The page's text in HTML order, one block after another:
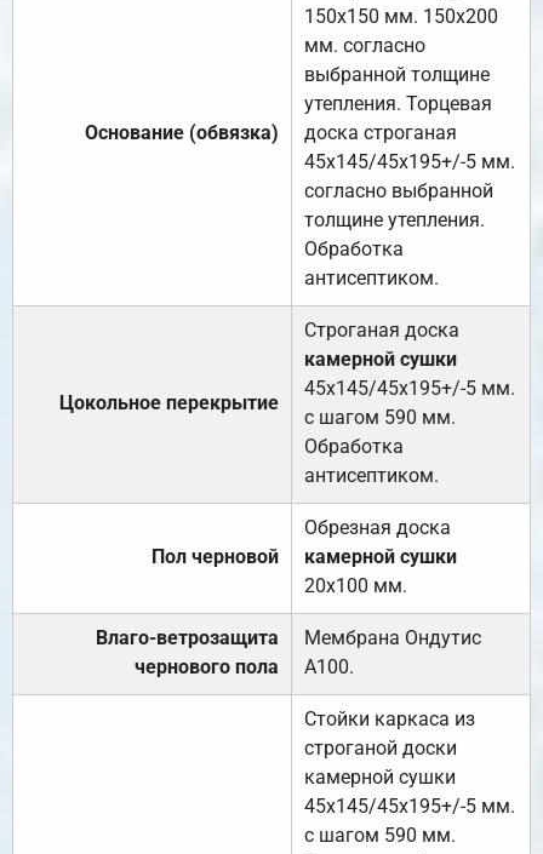
Основание (обвязка)
150х150 мм. 150х200
мм. согласно
выбранной толщине
утепления. Торцевая
доска строганая
45х145/45х195+/-5 мм.
согласно выбранной
толщине утепления.
Обработка
антисептиком.
Цокольное перекрытие
Строганая доска
камерной сушки
45х145/45х195+/-5 мм.
с шагом 590 мм.
Обработка
антисептиком.
Пол черновой
Обрезная доска
камерной сушки
20х100 мм.
Влаго-ветрозащита
чернового пола
Мембрана Ондутис
А100.
Стойки каркаса из
строганой доски
камерной сушки
45х145/45х195+/-5 мм.
с шагом 590 мм.